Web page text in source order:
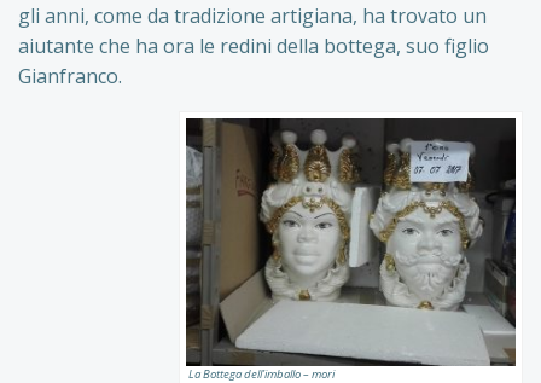
gli anni, come da tradizione artigiana, ha trovato un
aiutante che ha ora le redini della bottega, suo figlio
Gianfranco.
La Bottega dell’imballo – mori